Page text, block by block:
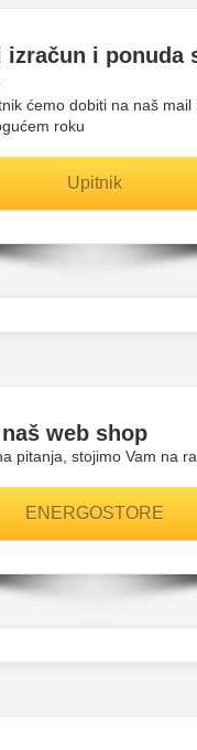
izračun i ponuda
ćemo dobiti na naš mail
roku
Upitnik
web shop
pitanja, stojimo Vam na
ENERGOSTORE